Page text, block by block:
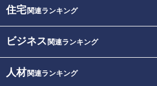
住宅関連ランキング
ビジネス 関連ランキング
人材関連ランキング